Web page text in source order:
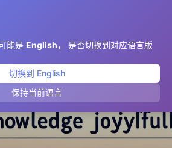
能是 English， 是否切换到对应语言版
切换到 English
保持当前语言